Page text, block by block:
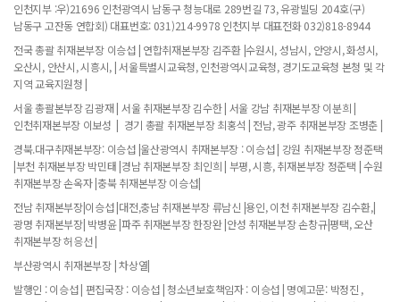
인천지부 :우)21696 인천광역시 남동구 청능대로 289번길 73, 유광빌딩 204호(구)
남동구 고잔동 연합회) 대표번호: 031)214-9978 인천지부 대표전화 032)818-8944
전국 총괄 취재본부장 이승섭 | 연합취재본부장 김주환 |수원시, 성남시, 안양시, 화성시,
오산시, 안산시, 시흥시, | 서울특별시교육청, 인천광역시교육청, 경기도교육청 본청 및 각
지역 교육지원청 |
서울 총괄본부장 김광재 | 서울 취재본부장 김수한 | 서울 강남 취재본부장 이분희 |
인천취재본부장 이보성 | 경기 총괄 취재본부장 최홍석 | 전남, 광주 취재본부장 조병춘 |
경북.대구취재본부장: 이승섭 |울산광역시 취재본부장 : 이승섭 | 강원 취재본부장 정준택
|부천 취재본부장 박민태 |경남 취재본부장 최인희 | 부평, 시흥, 취재본부장 정준택 | 수원
취재본부장 손옥자 |충북 취재본부장 이승섭|
전남 취재본부장|이승섭 |대전,충남 취재본부장 류남신 |용인, 이천 취재본부장 김수환,|
광명 취재본부장| 박병윤 |파주 취재본부장 한장완 |안성 취재본부장 손창규|평택, 오산
취재본부장 허응선 |
부산광역시 취재본부장 | 차상열|
발행인 : 이승섭 | 편집국장 : 이승섭 | 청소년보호책임자 : 이승섭 | 명예고문: 박정진 ,